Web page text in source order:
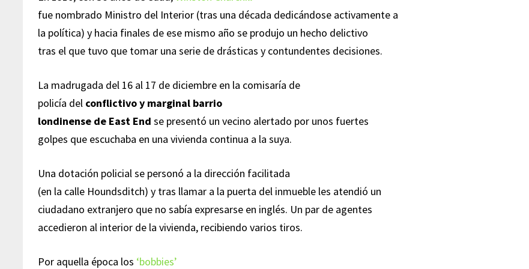
fue nombrado Ministro del Interior (tras una década dedicándose activamente a
la política) y hacia finales de ese mismo año se produjo un hecho delictivo
tras el que tuvo que tomar una serie de drásticas y contundentes decisiones.
La madrugada del 16 al 17 de diciembre en la comisaría de
policía del conflictivo y marginal barrio
londinense de East Endse presentó un vecino alertado por unos fuertes
golpes que escuchaba en una vivienda continua a la suya.
Una dotación policial se personó a la dirección facilitada
(en la calle Houndsditch) y tras llamar a la puerta del inmueble les atendió un
ciudadano extranjero que no sabía expresarse en inglés. Un par de agentes
accedieron al interior de la vivienda, recibiendo varios tiros.
Por aquella época los ‘bobbies’